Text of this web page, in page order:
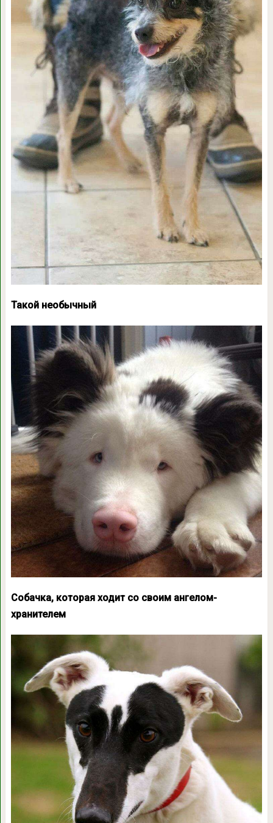
Такой необычный
Собачка, которая ходит со своим ангелом-
хранителем